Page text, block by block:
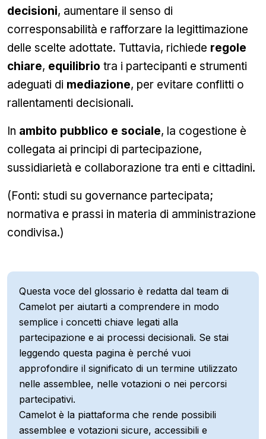
decisioni, aumentare il senso di
corresponsabilità e rafforzare la legittimazione
delle scelte adottate. Tuttavia, richiede regole
chiare, equilibrio tra i partecipanti e strumenti
adeguati di mediazione, per evitare conflitti o
rallentamenti decisionali.
In ambito pubblico e sociale, la cogestione è
collegata ai principi di partecipazione,
sussidiarietà e collaborazione tra enti e cittadini.
(Fonti: studi su governance partecipata;
normativa e prassi in materia di amministrazione
condivisa.)
Questa voce del glossario è redatta dal team di
Camelot per aiutarti a comprendere in modo
semplice i concetti chiave legati alla
partecipazione e ai processi decisionali. Se stai
leggendo questa pagina è perché vuoi
approfondire il significato di un termine utilizzato
nelle assemblee, nelle votazioni o nei percorsi
partecipativi.
Camelot è la piattaforma che rende possibili
assemblee e votazioni sicure, accessibili e